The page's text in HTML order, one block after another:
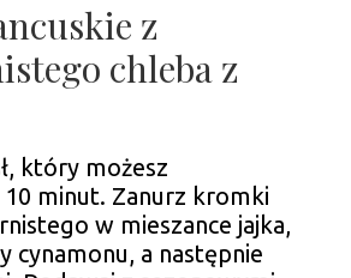
z
chleba z
który możesz
minut. Zanurz kromki
w mieszance jajka,
cynamonu, a następnie